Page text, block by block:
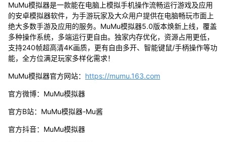
MuMu模拟器是一款能在电脑上模拟手机操作流畅运行游戏及应用
的安卓模拟器软件，为手游玩家及大众用户提供在电脑畅玩市面上
绝大多数手游及应用的服务。MuMu模拟器5.0版本焕新上线，覆盖
多种操作系统，多端运行更自由。独家内存优化，资源占用更低，
支持240帧超高清4K画质，更有自由多开、智能键鼠/手柄操作等功
能，全方位满足玩家多样化需求！
MuMu模拟器官方网站： https://mumu.163.com
官方微博：MuMu模拟器
官方B站：MuMu模拟器-Mu酱
官方抖音：MuMu模拟器